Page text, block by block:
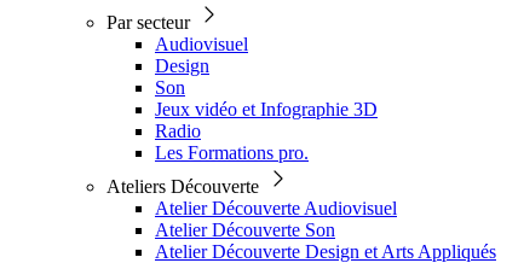
Par secteur
Audiovisuel
Design
Son
Jeux vidéo et Infographie 3D
Radio
Les Formations pro.
Ateliers Découverte
Atelier Découverte Audiovisuel
Atelier Découverte Son
Atelier Découverte Design et Arts Appliqués